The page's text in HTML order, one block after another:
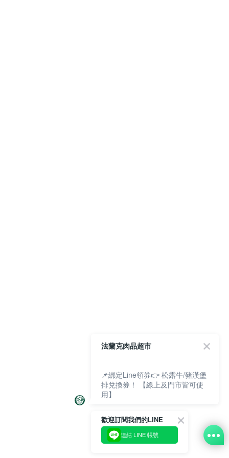
法蘭克肉品超市
📌綁定Line領券👉 松露牛/豬漢堡
排兌換券！ 【線上及門市皆可使
用】
歡迎訂閱我們的LINE
連結 LINE 帳號